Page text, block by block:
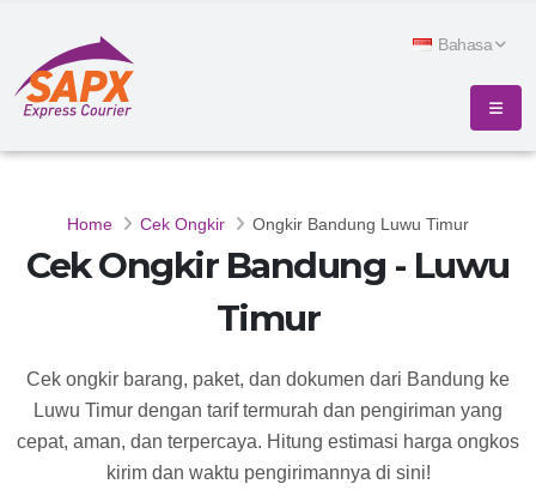
Bahasa
Home Cek Ongkir Ongkir Bandung Luwu Timur
Cek Ongkir Bandung - Luwu
Timur
Cek ongkir barang, paket, dan dokumen dari Bandung ke
Luwu Timur dengan tarif termurah dan pengiriman yang
cepat, aman, dan terpercaya. Hitung estimasi harga ongkos
kirim dan waktu pengirimannya di sini!